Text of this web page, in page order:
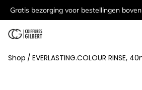
Gratis bezorging voor bestellingen
Shop / EVERLASTING.COLOUR RINSE,